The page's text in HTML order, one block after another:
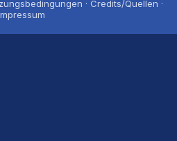
· Credits/Quellen ·